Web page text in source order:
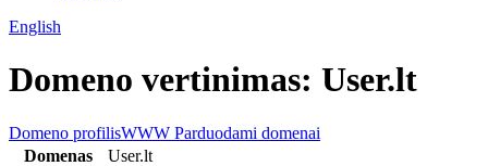
English
Domeno vertinimas: User.lt
Domeno profilisWWW Parduodami domenai
Domenas
User.lt